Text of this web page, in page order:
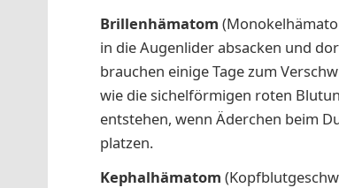
Brillenhämatom
in die Augenlider absacken und
brauchen einige Tage zum
wie die sichelförmigen roten
entstehen, wenn Äderchen beim
platzen.
Kephalhämatom